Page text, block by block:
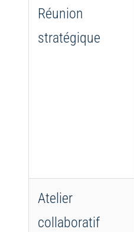
Réunion
stratégique
Atelier
collaboratif